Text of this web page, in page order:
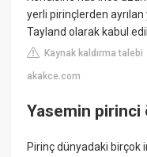
yerli pirinçlerden
Tayland olarak kabul
Kaynak kaldırma talebi
akakce.com
Yasemin
Pirinç dünyadaki birçok